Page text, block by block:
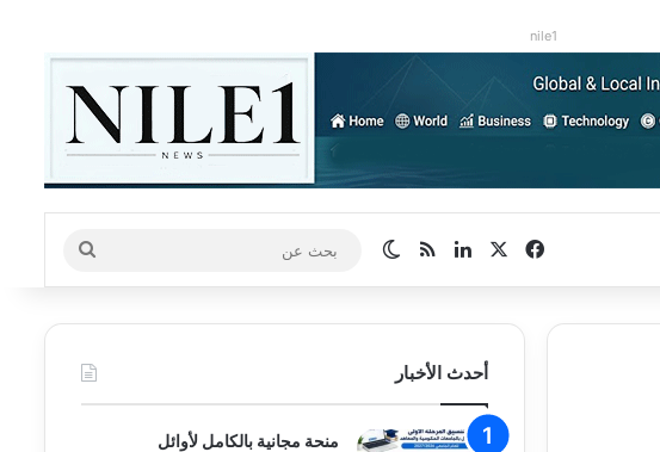
nile1
فيسبوك لينكدإنملخص الموقع RSS
الوضع المظلم
بحث
عن
أحدث الأخبار
منحة مجانية بالكامل لأوائل